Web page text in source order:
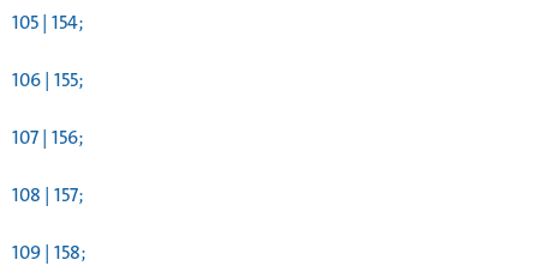
105 | 154;
106 | 155;
107 | 156;
108 | 157;
109 | 158;